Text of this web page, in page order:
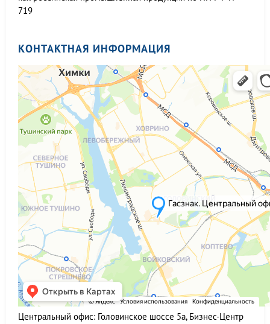
719
КОНТАКТНАЯ ИНФОРМАЦИЯ
Центральный офис: Головинское шоссе 5а, Бизнес-Центр